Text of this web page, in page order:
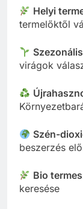
Helyi
termelőktől
virágok
Szén-
beszerzés
Bio
keresése